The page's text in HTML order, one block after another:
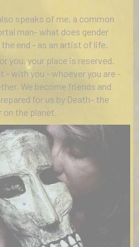
speaks of me, a common
man- what does gender
end - as an artist of life.
you, your place is reserved.
- with you - whoever you are -
We become friends and
for us by Death– the
the planet.